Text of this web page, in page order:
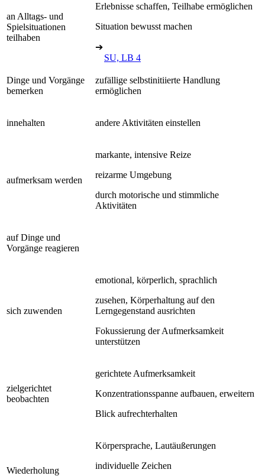
an Alltags- und
Spielsituationen
teilhaben
Erlebnisse schaffen, Teilhabe ermöglichen
Situation bewusst machen
➔
SU, LB 4
Dinge und Vorgänge
bemerken
zufällige selbstinitiierte Handlung
ermöglichen
innehalten andere Aktivitäten einstellen
aufmerksam werden
markante, intensive Reize
reizarme Umgebung
durch motorische und stimmliche
Aktivitäten
auf Dinge und
Vorgänge reagieren
sich zuwenden
emotional, körperlich, sprachlich
zusehen, Körperhaltung auf den
Lerngegenstand ausrichten
Fokussierung der Aufmerksamkeit
unterstützen
zielgerichtet
beobachten
gerichtete Aufmerksamkeit
Konzentrationsspanne aufbauen, erweitern
Blick aufrechterhalten
Wiederholung
Körpersprache, Lautäußerungen
individuelle Zeichen